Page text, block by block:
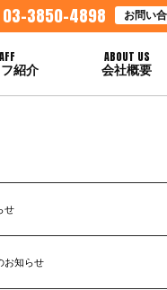
03-3850-4898 お問い
紹介
ABOUT US
会社概要
せ
お知らせ